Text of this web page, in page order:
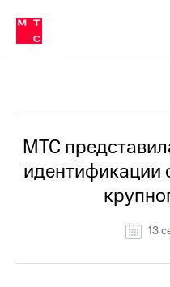
Медиа-центр
и акционерам
Устойчивое развитие
Комплаенс и деловая этика
компании
Карьера
История
компании
Руководство
информация
в МТС
Пресс-
релизы
о технологиях
МТС
идентификации
13